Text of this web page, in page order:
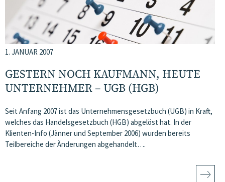
1. JANUAR 2007
GESTERN NOCH KAUFMANN, HEUTE
UNTERNEHMER – UGB (HGB)
Seit Anfang 2007 ist das Unternehmensgesetzbuch (UGB) in Kraft,
welches das Handelsgesetzbuch (HGB) abgelöst hat. In der
Klienten-Info (Jänner und September 2006) wurden bereits
Teilbereiche der Änderungen abgehandelt….